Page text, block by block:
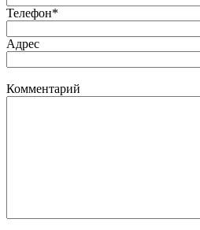
Телефон*
Адрес
Комментарий